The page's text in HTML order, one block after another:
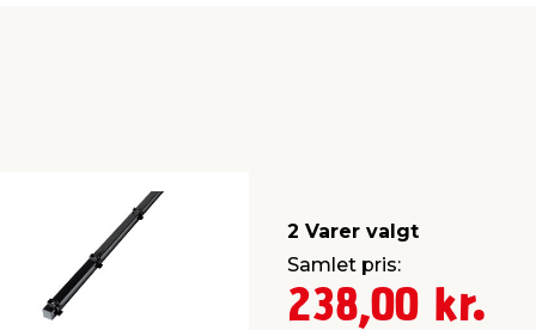
2 Varer valgt
Samlet pris:
238,00 kr.